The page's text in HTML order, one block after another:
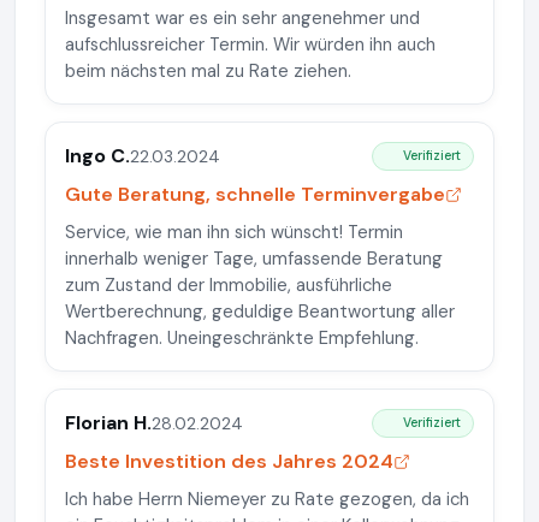
Insgesamt war es ein sehr angenehmer und
aufschlussreicher Termin. Wir würden ihn auch
beim nächsten mal zu Rate ziehen.
Ingo C.22.03.2024 Verifiziert
Gute Beratung, schnelle Terminvergabe
Service, wie man ihn sich wünscht! Termin
innerhalb weniger Tage, umfassende Beratung
zum Zustand der Immobilie, ausführliche
Wertberechnung, geduldige Beantwortung aller
Nachfragen. Uneingeschränkte Empfehlung.
Florian H.28.02.2024 Verifiziert
Beste Investition des Jahres 2024
Ich habe Herrn Niemeyer zu Rate gezogen, da ich